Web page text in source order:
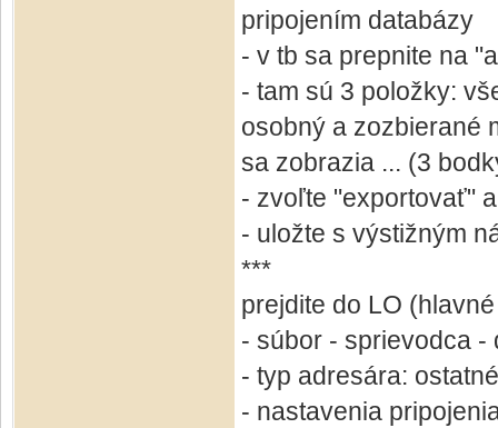
pripojením databázy
- v tb sa prepnite na
- tam sú 3 položky:
osobný a zozbierané
sa zobrazia ... (3
- zvoľte "exportovať"
- uložte s výstižným
***
prejdite do LO
- súbor - sprievodca -
- typ adresára:
- nastavenia